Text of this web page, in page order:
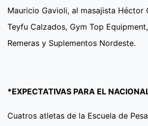
Mauricio Gavioli, al masajista Héctor
Teyfu Calzados, Gym Top
Remeras y Suplementos Nordeste.
*EXPECTATIVAS PARA EL
Cuatros atletas de la Escuela de